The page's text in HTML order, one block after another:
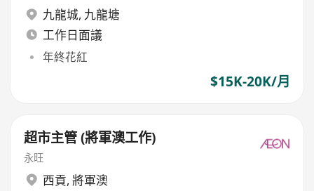
九龍城, 九龍塘
工作日面議
年終花紅
$15K-20K/月
超市主管 (將軍澳工作)
永旺
西貢, 將軍澳